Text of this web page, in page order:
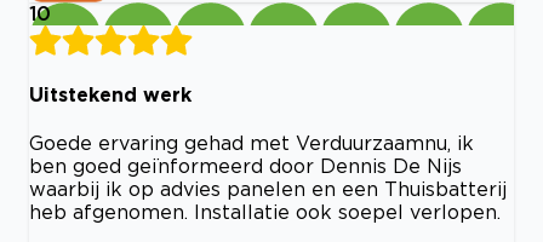
10
Uitstekend werk
Goede ervaring gehad met Verduurzaamnu, ik
ben goed geïnformeerd door Dennis De Nijs
waarbij ik op advies panelen en een Thuisbatterij
heb afgenomen. Installatie ook soepel verlopen.